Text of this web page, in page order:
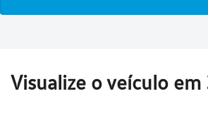
Visualize o veículo em